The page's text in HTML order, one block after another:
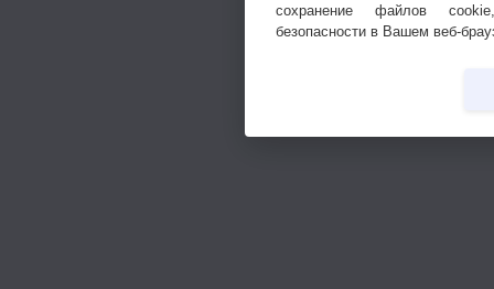
сохранение файлов
безопасности в Вашем веб-